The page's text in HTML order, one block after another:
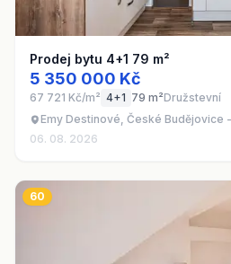
Prodej bytu 4+1 79 m²
5 350 000 Kč
67 721 Kč/m² 4+1 79 m²Družstevní
Emy Destinové, České Budějovice
06. 08. 2026
60